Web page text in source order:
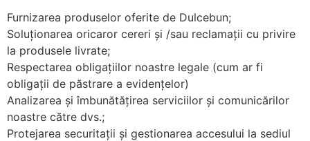
Furnizarea produselor oferite de Dulcebun;
Soluționarea oricaror cereri și /sau reclamații cu privire
la produsele livrate;
Respectarea obligațiilor noastre legale (cum ar fi
obligații de păstrare a evidențelor)
Analizarea și îmbunătățirea serviciilor și comunicărilor
noastre către dvs.;
Protejarea securitații și gestionarea accesului la sediul